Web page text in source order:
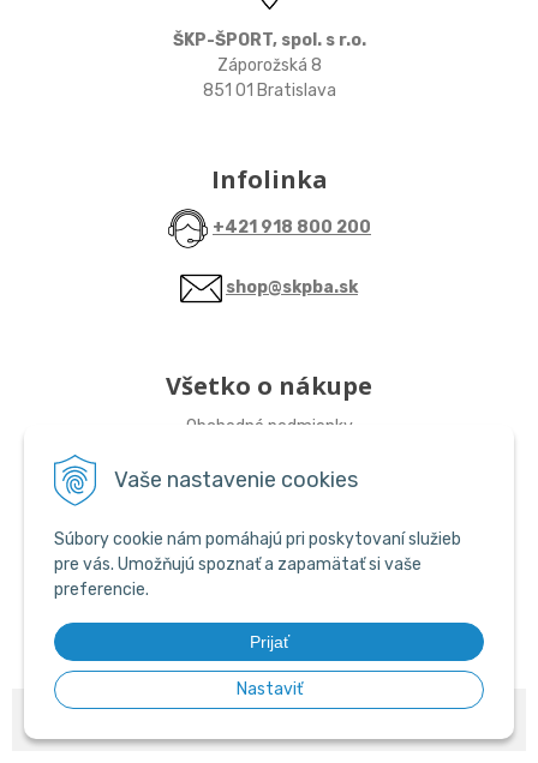
Vaše nastavenie cookies
Súbory cookie nám pomáhajú pri poskytovaní služieb
pre vás. Umožňujú spoznať a zapamätať si vaše
preferencie.
Prijať
Nastaviť
ŠKP-ŠPORT, spol. s r.o.
Záporožská 8
851 01 Bratislava
Infolinka
+421 918 800 200
shop@skpba.sk
Všetko o nákupe
Obchodné podmienky
Sledujte nás
ŠKP-SHOP
© 2026 ŠKP SHOP •NextShop&e-shop Pohoda ConnectorbyNextCom